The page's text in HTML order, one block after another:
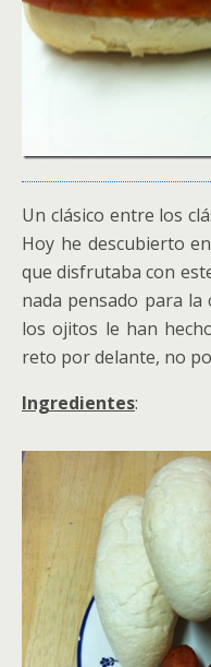
Un clásico entre los
Hoy he descubierto
que disfrutaba con
nada pensado para la
los ojitos le han
reto por delante, no
Ingredientes: